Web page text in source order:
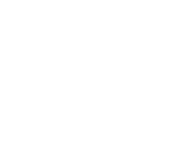
(maximum 24